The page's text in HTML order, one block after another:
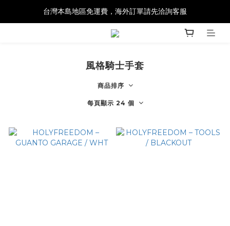
台灣本島地區免運費，海外訂單請先洽詢客服
風格騎士手套
商品排序
每頁顯示 24 個